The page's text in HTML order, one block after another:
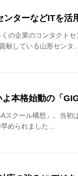
ターなどITを
の企業のコンタクト
献している山形センタ...
本格始動の「
スクール構想」。当
められました...